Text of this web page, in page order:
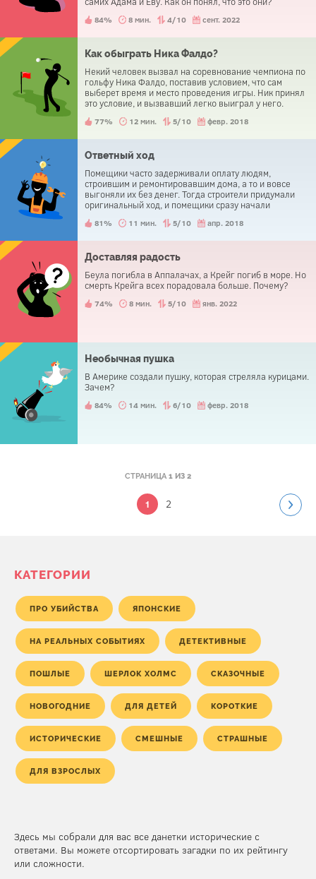
84% 8 мин. 4/10 сент. 2022
Как обыграть Ника Фалдо?
Некий человек вызвал на соревнование чемпиона по
гольфу Ника Фалдо, поставив условием, что сам
выберет время и место проведения игры. Ник принял
это условие, и вызвавший легко выиграл у него.
77% 12 мин. 5/10 февр. 2018
Ответный ход
Помещики часто задерживали оплату людям,
строившим и ремонтировавшим дома, а то и вовсе
выгоняли их без денег. Тогда строители придумали
оригинальный ход, и помещики сразу начали
81% 11 мин. 5/10 апр. 2018
Доставляя радость
Беула погибла в Аппалачах, а Крейг погиб в море. Но
смерть Крейга всех порадовала больше. Почему?
74% 8 мин. 5/10 янв. 2022
Необычная пушка
В Америке создали пушку, которая стреляла курицами.
Зачем?
84% 14 мин. 6/10 февр. 2018
СТРАНИЦА 1 ИЗ 2
1 2
КАТЕГОРИИ
ПРО УБИЙСТВА ЯПОНСКИЕ
НА РЕАЛЬНЫХ СОБЫТИЯХ ДЕТЕКТИВНЫЕ
ПОШЛЫЕ ШЕРЛОК ХОЛМС СКАЗОЧНЫЕ
НОВОГОДНИЕ ДЛЯ ДЕТЕЙ КОРОТКИЕ
ИСТОРИЧЕСКИЕ СМЕШНЫЕ СТРАШНЫЕ
ДЛЯ ВЗРОСЛЫХ
Здесь мы собрали для вас все данетки исторические с
ответами. Вы можете отсортировать загадки по их рейтингу
или сложности.